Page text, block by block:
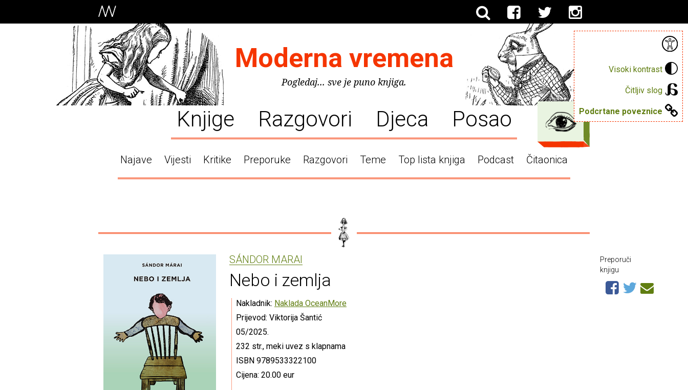
Visoki kontrast
Čitljiv slog
Podcrtane poveznice
Moderna vremena
Pogledaj... sve je puno knjiga.
Knjige Razgovori Djeca Posao
Najave Vijesti Kritike Preporuke Razgovori Teme Top lista knjiga Podcast Čitaonica
SÁNDOR MARAI
Nebo i zemlja
Nakladnik: Naklada OceanMore
Prijevod: Viktorija Šantić
05/2025.
232 str., meki uvez s klapnama
ISBN 9789533322100
Cijena: 20.00 eur
Preporuči
knjigu